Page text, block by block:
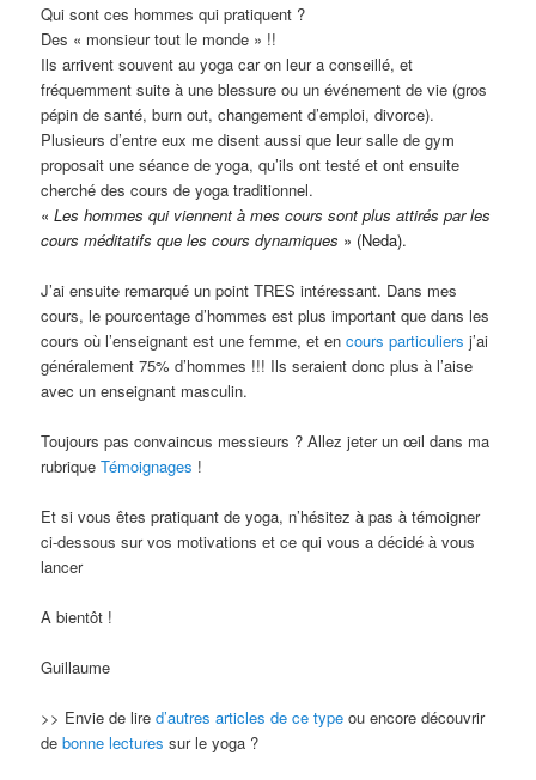
Qui sont ces hommes qui pratiquent ?
Des « monsieur tout le monde » !!
Ils arrivent souvent au yoga car on leur a conseillé, et
fréquemment suite à une blessure ou un événement de vie (gros
pépin de santé, burn out, changement d’emploi, divorce).
Plusieurs d’entre eux me disent aussi que leur salle de gym
proposait une séance de yoga, qu’ils ont testé et ont ensuite
cherché des cours de yoga traditionnel.
«Les hommes qui viennent à mes cours sont plus attirés par les
cours méditatifs que les cours dynamiques » (Neda).
J’ai ensuite remarqué un point TRES intéressant. Dans mes
cours, le pourcentage d’hommes est plus important que dans les
cours où l’enseignant est une femme, et encours particuliers j’ai
généralement 75% d’hommes !!! Ils seraient donc plus à l’aise
avec un enseignant masculin.
Toujours pas convaincus messieurs ? Allez jeter un œil dans ma
rubriqueTémoignages !
Et si vous êtes pratiquant de yoga, n’hésitez à pas à témoigner
ci-dessous sur vos motivations et ce qui vous a décidé à vous
lancer
A bientôt !
Guillaume
>> Envie de lired’autres articles de ce type ou encore découvrir
de bonne lectures sur le yoga ?